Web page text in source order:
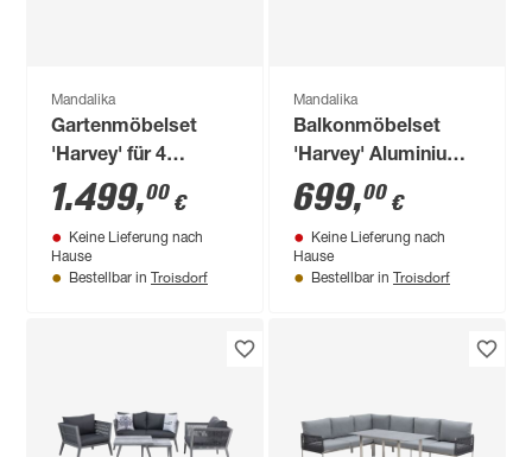
Mandalika
Gartenmöbelset
'Harvey' für 4
Personen Aluminium
1.499,00 €
Keine Lieferung nach
Hause
Bestellbar in Troisdorf
Mandalika
Balkonmöbelset
'Harvey' Aluminium
grau 3-teilig
699,00 €
Keine Lieferung nach
Hause
Bestellbar in Troisdorf